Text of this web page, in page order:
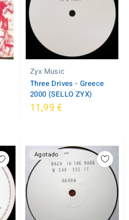
Zyx Music
Three Drives - Greece
2000 (SELLO ZYX)
11,99 €
Agotado